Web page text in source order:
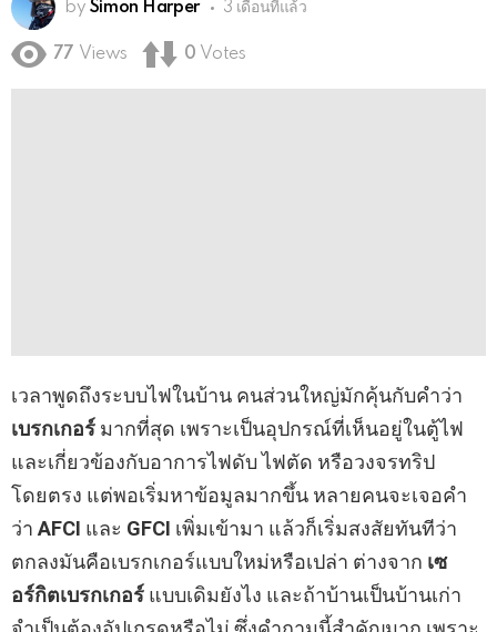
by Simon Harper 3 เดือนที่แล้ว
77 Views 0 Votes
เวลาพูดถึงระบบไฟในบ้าน คนส่วนใหญ่มักคุ้นกับคำว่า
เบรกเกอร์ มากที่สุด เพราะเป็นอุปกรณ์ที่เห็นอยู่ในตู้ไฟ
และเกี่ยวข้องกับอาการไฟดับ ไฟตัด หรือวงจรทริป
โดยตรง แต่พอเริ่มหาข้อมูลมากขึ้น หลายคนจะเจอคำ
ว่า AFCI และ GFCI เพิ่มเข้ามา แล้วก็เริ่มสงสัยทันทีว่า
ตกลงมันคือเบรกเกอร์แบบใหม่หรือเปล่า ต่างจาก เซ
อร์กิตเบรกเกอร์ แบบเดิมยังไง และถ้าบ้านเป็นบ้านเก่า